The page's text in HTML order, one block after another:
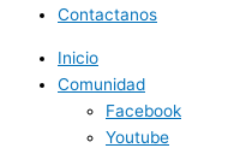
Contactanos
Inicio
Comunidad
Facebook
Youtube